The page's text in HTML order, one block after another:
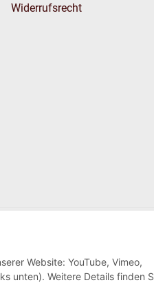
Website: YouTube, Vimeo,
unten). Weitere Details finden
Widerrufsrecht